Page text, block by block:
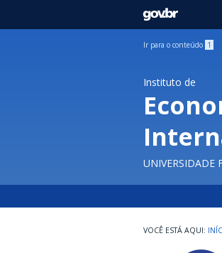
GOVBR
Ir para o conteúdo 1
Instituto de
UNIVERSIDADE